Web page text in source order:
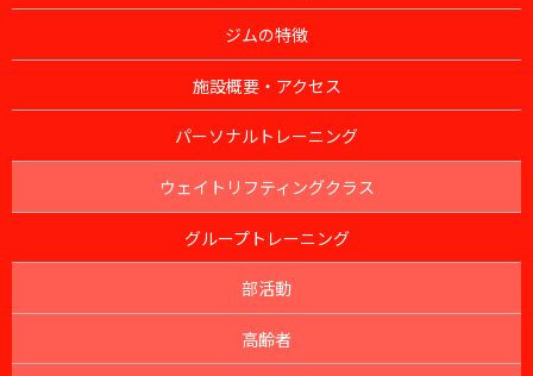
ジムの特徴
施設概要・アクセス
パーソナルトレーニング
ウェイトリフティングクラス
グループトレーニング
部活動
高齢者